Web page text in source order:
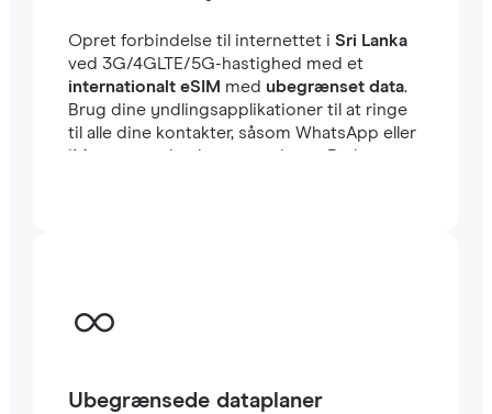
Opret forbindelse til internettet i Sri Lanka
ved 3G/4GLTE/5G-hastighed med et
internationalt eSIM med ubegrænset data.
Brug dine yndlingsapplikationer til at ringe
til alle dine kontakter, såsom WhatsApp eller
iMessage, uden begrænsninger. Du kan
Scan den med din mobil, og i løbet af få
Ubegrænsede dataplaner